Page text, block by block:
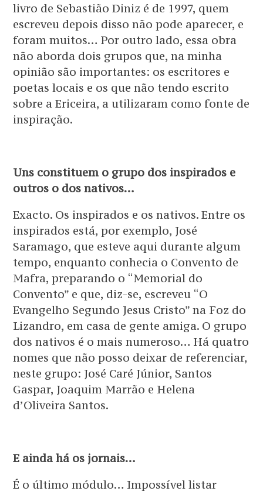
livro de Sebastião Diniz é de 1997, quem
escreveu depois disso não pode aparecer, e
foram muitos… Por outro lado, essa obra
não aborda dois grupos que, na minha
opinião são importantes: os escritores e
poetas locais e os que não tendo escrito
sobre a Ericeira, a utilizaram como fonte de
inspiração.
Uns constituem o grupo dos inspirados e
outros o dos nativos…
Exacto. Os inspirados e os nativos. Entre os
inspirados está, por exemplo, José
Saramago, que esteve aqui durante algum
tempo, enquanto conhecia o Convento de
Mafra, preparando o “Memorial do
Convento” e que, diz-se, escreveu “O
Evangelho Segundo Jesus Cristo” na Foz do
Lizandro, em casa de gente amiga. O grupo
dos nativos é o mais numeroso… Há quatro
nomes que não posso deixar de referenciar,
neste grupo: José Caré Júnior, Santos
Gaspar, Joaquim Marrão e Helena
d’Oliveira Santos.
E ainda há os jornais…
É o último módulo… Impossível listar